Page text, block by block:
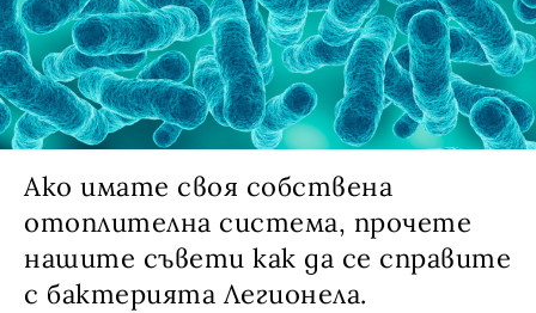
pro (40, 50)
Ако имате своя собствена
отоплителна система, прочете
нашите съвети как да се справите
с бактерията Легионела.